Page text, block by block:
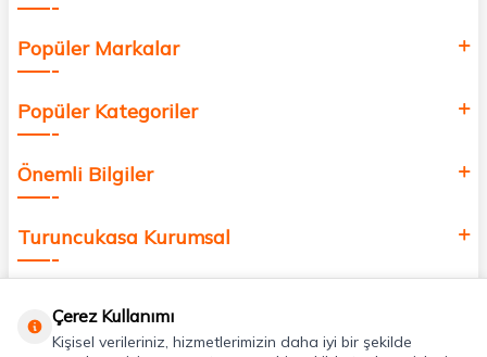
Popüler Markalar
Popüler Kategoriler
Önemli Bilgiler
Turuncukasa Kurumsal
Çerez Kullanımı
Kişisel verileriniz, hizmetlerimizin daha iyi bir şekilde